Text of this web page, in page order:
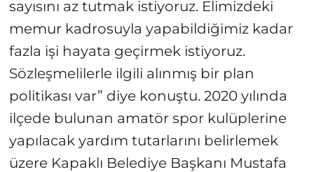
sayısını az tutmak istiyoruz. Elimizdeki
memur kadrosuyla yapabildiğimiz kadar
fazla işi hayata geçirmek istiyoruz.
Sözleşmelilerle ilgili alınmış bir plan
politikası var” diye konuştu. 2020 yılında
ilçede bulunan amatör spor kulüplerine
yapılacak yardım tutarlarını belirlemek
üzere Kapaklı Belediye Başkanı Mustafa